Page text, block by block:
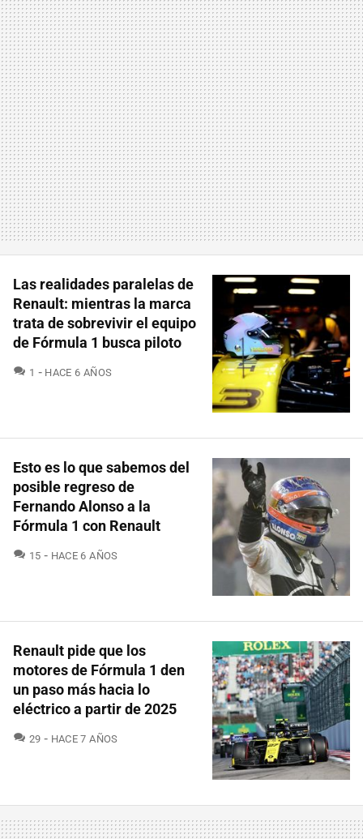
Las realidades paralelas de
Renault: mientras la marca
trata de sobrevivir el equipo
de Fórmula 1 busca piloto
1 COMENTARIOS
HACE 6 AÑOS
Esto es lo que sabemos del
posible regreso de
Fernando Alonso a la
Fórmula 1 con Renault
15 COMENTARIOS
HACE 6 AÑOS
Renault pide que los
motores de Fórmula 1 den
un paso más hacia lo
eléctrico a partir de 2025
29 COMENTARIOS
HACE 7 AÑOS